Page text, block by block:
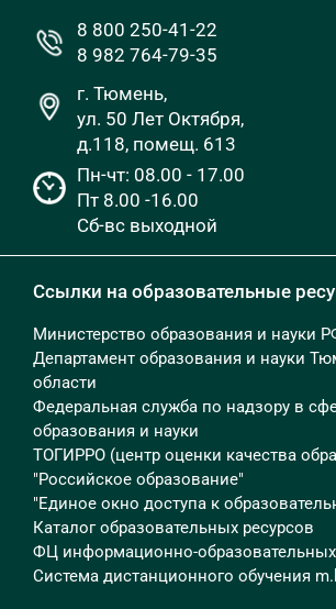
8 800 250-41-22
8 982 764-79-35
г. Тюмень,
ул. 50 Лет Октября,
д.118, помещ. 613
Пн-чт: 08.00 - 17.00
Пт 8.00 -16.00
Сб-вс выходной
Ссылки на образовательные
Министерство образования и науки
Департамент образования и науки
области
Федеральная служба по надзору в
образования и науки
ТОГИРРО (центр оценки качества
"Российское образование"
"Единое окно доступа к
Каталог образовательных ресурсов
ФЦ информационно-образовательных
Система дистанционного обучения